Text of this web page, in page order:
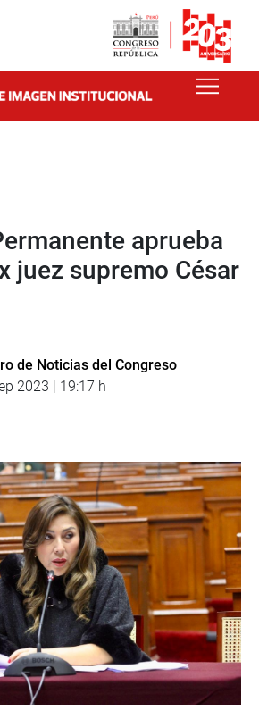
aprueba
juez supremo César
de Noticias del Congreso
2023 | 19:17 h